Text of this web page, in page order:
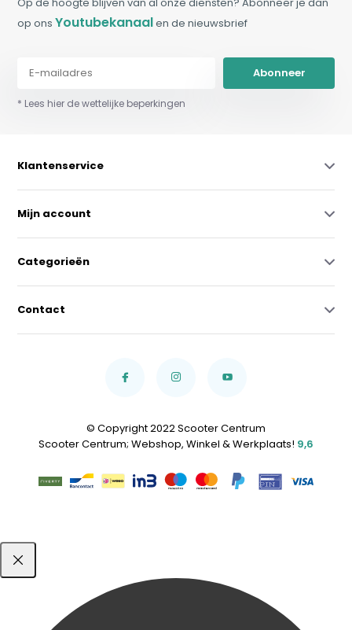
op onsYoutubekanaalen de nieuwsbrief
Abonneer
* Lees hier de wettelijke beperkingen
Klantenservice
Mijn account
Categorieën
Contact
© Copyright 2022 Scooter Centrum
Scooter Centrum; Webshop, Winkel & Werkplaats! 9,6